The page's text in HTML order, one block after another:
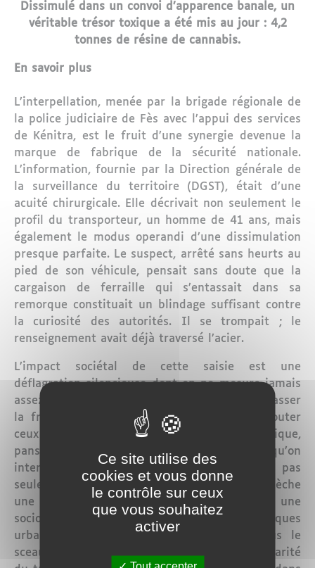
Dissimulé dans un convoi d’apparence banale, un
véritable trésor toxique a été mis au jour : 4,2
tonnes de résine de cannabis.
En savoir plus
L’interpellation, menée par la brigade régionale de
la police judiciaire de Fès avec l’appui des services
de Kénitra, est le fruit d’une synergie devenue la
marque de fabrique de la sécurité nationale.
L’information, fournie par la Direction générale de
la surveillance du territoire (DGST), était d’une
acuité chirurgicale. Elle décrivait non seulement le
profil du transporteur, un homme de 41 ans, mais
également le modus operandi d’une dissimulation
presque parfaite. Le suspect, arrêté sans heurts au
pied de son véhicule, pensait sans doute que la
cargaison de ferraille qui s’entassait dans sa
remorque constituait un blindage suffisant contre
la curiosité des autorités. Il se trompait ; le
renseignement avait déjà traversé l’acier.
L’impact sociétal de cette saisie est une
déflagration silencieuse dont on ne mesure jamais
assez l’écho. Pour le comprendre, il faut dépasser
la froideur du chiffre : 4 200 kilos , et écouter
ceux qui, dans l’anonymat de leur pratique,
pansent les plaies de ce fléau. « Lorsqu’on
intercepte un tel volume, on ne tarit pas
seulement un flux commercial illicite, on assèche
une source de violence insidieuse », analyse une
sociologue spécialisée dans les dynamiques
urbaines, jointe par nos soins. Parlant sous le
sceau de l’anonymat, elle insiste sur la capillarité
Ce site utilise des
cookies et vous donne
le contrôle sur ceux
que vous souhaitez
activer
Tout accepter